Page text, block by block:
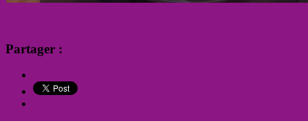
Partager :